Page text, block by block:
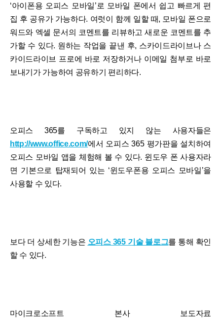
‘아이폰용 오피스 모바일’로 모바일 폰에서 쉽고 빠르게 편
집 후 공유가 가능하다. 여럿이 함께 일할 때, 모바일 폰으로
워드와 엑셀 문서의 코멘트를 리뷰하고 새로운 코멘트를 추
가할 수 있다. 원하는 작업을 끝낸 후, 스카이드라이브나 스
카이드라이브 프로에 바로 저장하거나 이메일 첨부로 바로
보내기가 가능하여 공유하기 편리하다.
오피스 365를 구독하고 있지 않는 사용자들은
http://www.office.com/에서 오피스 365 평가판을 설치하여
오피스 모바일 앱을 체험해 볼 수 있다. 윈도우 폰 사용자라
면 기본으로 탑재되어 있는 ‘윈도우폰용 오피스 모바일’을
사용할 수 있다.
보다 더 상세한 기능은 오피스 365 기술 블로그를 통해 확인
할 수 있다.
마이크로소프트 본사 보도자료